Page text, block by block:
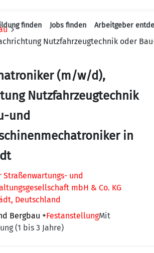
Haupt-
finden Jobs finden Arbeitgeber
Nutzfahrzeugtechnik oder
(m/w/d),
Nutzfahrzeugtechnik
und
in
Straßenwartungs- und
mbH & Co. KG
Deutschland
Bergbau +FestanstellungMit
(1 bis 3 Jahre)